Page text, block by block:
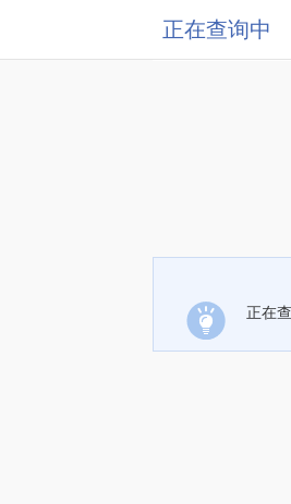
正在查询中
正在